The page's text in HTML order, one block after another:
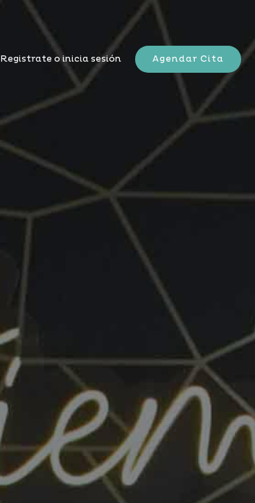
Registrate o inicia sesión Agendar Cita